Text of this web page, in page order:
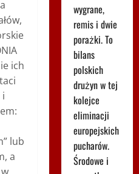
ich
i
lub
a
wygrane,
remis i dwie
porażki. To
bilans
polskich
drużyn w tej
kolejce
eliminacji
europejskich
pucharów.
Środowe i